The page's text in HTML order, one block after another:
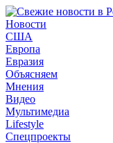
Новости
США
Европа
Евразия
Объясняем
Мнения
Видео
Мультимедиа
Lifestyle
Спецпроекты